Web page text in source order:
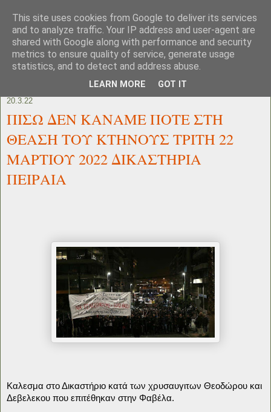
20.3.22
ΠΙΣΩ ΔΕΝ ΚΑΝΑΜΕ ΠΟΤΕ ΣΤΗ
ΘΕΑΣΗ ΤΟΥ ΚΤΗΝΟΥΣ ΤΡΙΤΗ 22
ΜΑΡΤΙΟΥ 2022 ΔΙΚΑΣΤΗΡΙΑ
ΠΕΙΡΑΙΑ
Καλεσμα στο Δικαστήριο κατά των χρυσαυγιτων Θεοδώρου και
Δεβελεκου που επιτέθηκαν στην Φαβέλα.
This site uses cookies from Google to deliver its services
and to analyze traffic. Your IP address and user-agent are
shared with Google along with performance and security
metrics to ensure quality of service, generate usage
statistics, and to detect and address abuse.
LEARN MORE GOT IT